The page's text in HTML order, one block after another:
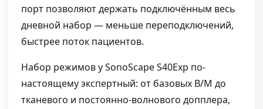
порт позволяют держать подключённым весь
дневной набор — меньше переподключений,
быстрее поток пациентов.
Набор режимов у SonoScape S40Exp по-
настоящему экспертный: от базовых B/M до
тканевого и постоянно-волнового допплера,